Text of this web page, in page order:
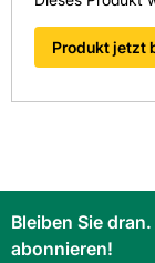
Produkt jetzt
Bleiben Sie
abonnieren!